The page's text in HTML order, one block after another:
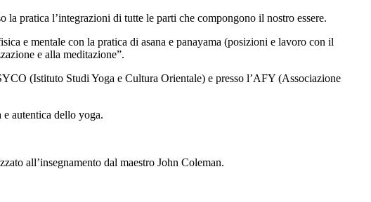
pratica l’integrazioni di tutte le parti che compongono il nostro essere.
e mentale con la pratica di asana e panayama (posizioni e lavoro con il
e alla meditazione”.
(Istituto Studi Yoga e Cultura Orientale) e presso l’AFY (Associazione
autentica dello yoga.
all’insegnamento dal maestro John Coleman.